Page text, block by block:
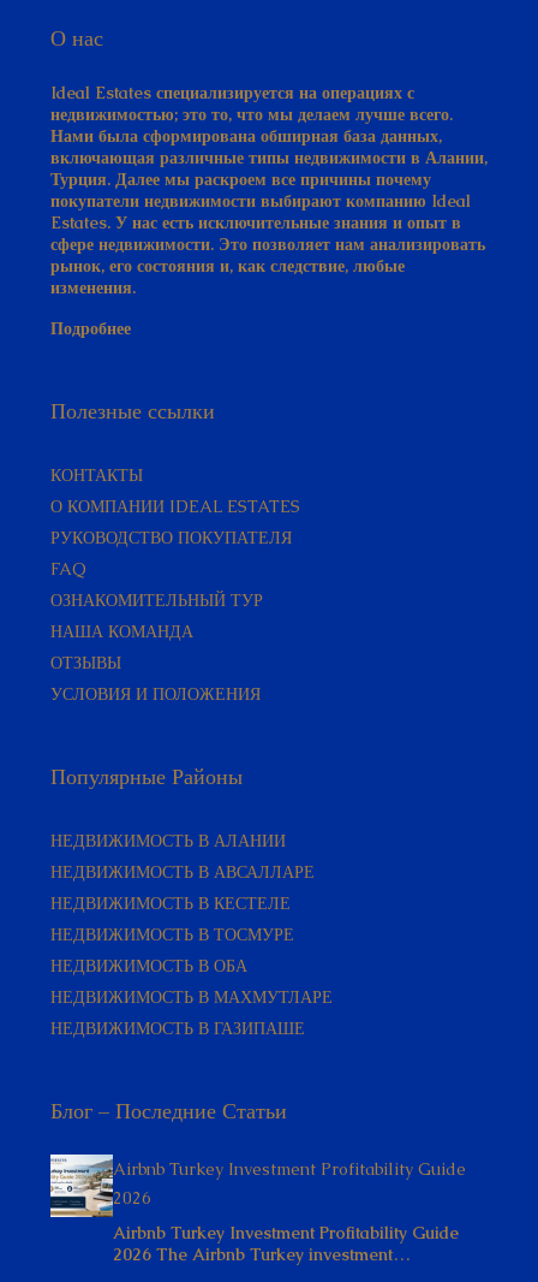
О нас
Ideal Estates специализируется на операциях с
недвижимостью; это то, что мы делаем лучше всего.
Нами была сформирована обширная база данных,
включающая различные типы недвижимости в Алании,
Турция. Далее мы раскроем все причины почему
покупатели недвижимости выбирают компанию Ideal
Estates. У нас есть исключительные знания и опыт в
сфере недвижимости. Это позволяет нам анализировать
рынок, его состояния и, как следствие, любые
изменения.
Подробнее
Полезные ссылки
КОНТАКТЫ
О КОМПАНИИ IDEAL ESTATES
РУКОВОДСТВО ПОКУПАТЕЛЯ​
FAQ
ОЗНАКОМИТЕЛЬНЫЙ ТУР
НАША КОМАНДА
ОТЗЫВЫ
УСЛОВИЯ И ПОЛОЖЕНИЯ
Популярные Районы
НЕДВИЖИМОСТЬ В АЛАНИИ
НЕДВИЖИМОСТЬ В АВСАЛЛАРЕ
НЕДВИЖИМОСТЬ В КЕСТЕЛЕ
НЕДВИЖИМОСТЬ В ТОСМУРЕ
НЕДВИЖИМОСТЬ В ОБА
НЕДВИЖИМОСТЬ В МАХМУТЛАРЕ
НЕДВИЖИМОСТЬ В ГАЗИПАШЕ
Блог – Последние Статьи
Airbnb Turkey Investment Profitability Guide
2026
Airbnb Turkey Investment Profitability Guide
2026 The Airbnb Turkey investment…